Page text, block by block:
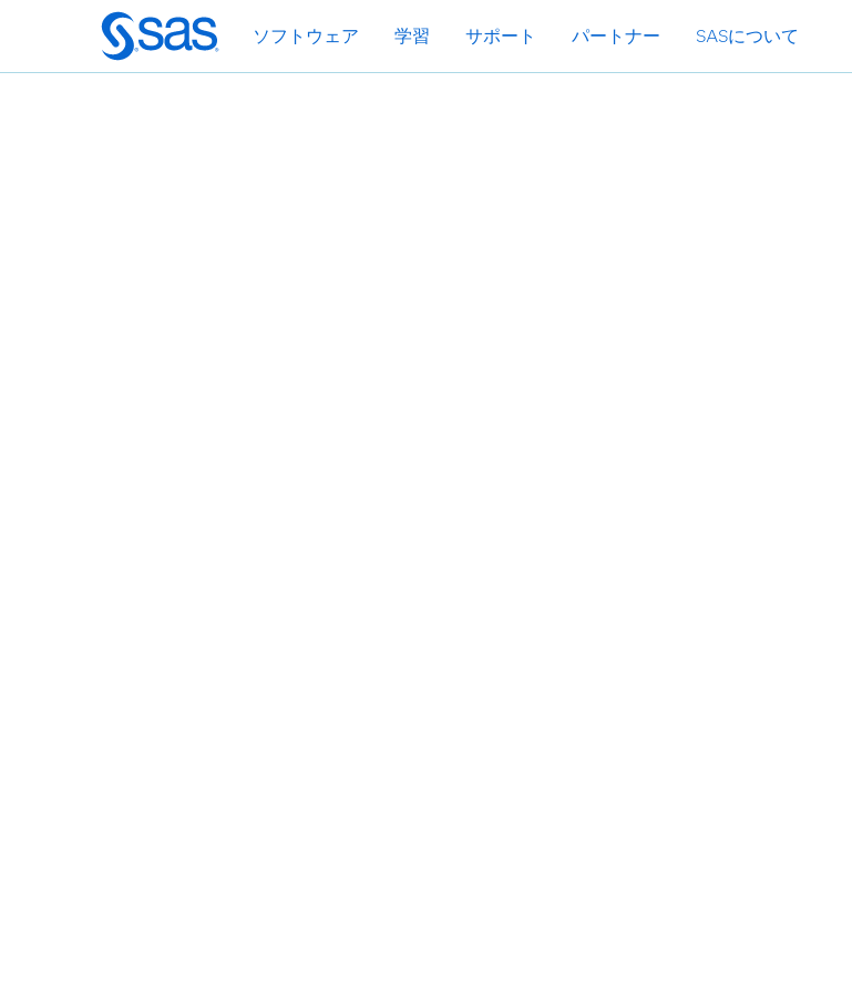
Skip
to
main
ソフトウェア 学習 サポート パートナー SASについて